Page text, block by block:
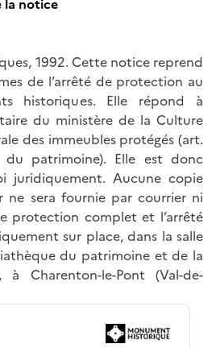
1992. Cette notice reprend
de l’arrêté de protection au
historiques. Elle répond à
du ministère de la Culture
des immeubles protégés (art.
patrimoine). Elle est donc
juridiquement. Aucune copie
ne sera fournie par courrier ni
protection complet et l’arrêté
sur place, dans la salle
du patrimoine et de la
à Charenton-le-Pont (Val-de-